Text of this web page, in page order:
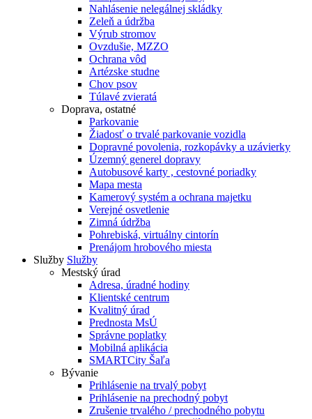
Nahlásenie nelegálnej skládky
Zeleň a údržba
Výrub stromov
Ovzdušie, MZZO
Ochrana vôd
Artézske studne
Chov psov
Túlavé zvieratá
Doprava, ostatné
Parkovanie
Žiadosť o trvalé parkovanie vozidla
Dopravné povolenia, rozkopávky a uzávierky
Územný generel dopravy
Autobusové karty , cestovné poriadky
Mapa mesta
Kamerový systém a ochrana majetku
Verejné osvetlenie
Zimná údržba
Pohrebiská, virtuálny cintorín
Prenájom hrobového miesta
Služby Služby
Mestský úrad
Adresa, úradné hodiny
Klientské centrum
Kvalitný úrad
Prednosta MsÚ
Správne poplatky
Mobilná aplikácia
SMARTCity Šaľa
Bývanie
Prihlásenie na trvalý pobyt
Prihlásenie na prechodný pobyt
Zrušenie trvalého / prechodného pobytu